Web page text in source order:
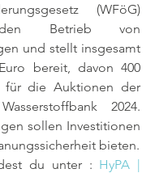
(WFöG)
den Betrieb von
und stellt insgesamt
bereit, davon 400
für die Auktionen der
2024.
sollen Investitionen
bieten.
du unter : HyPA |